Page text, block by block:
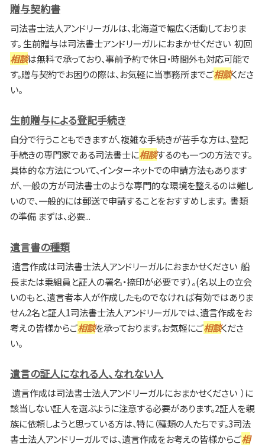
贈与契約書
司法書士法人アンドリーガルは、北海道で幅広く活動しておりま
す。 生前贈与は司法書士アンドリーガルにおまかせください 初回
相談は無料で承っており、事前予約で休日・時間外も対応可能で
す。贈与契約でお困りの際は、お気軽に当事務所までご相談くださ
い。
生前贈与による登記手続き
自分で行うこともできますが、複雑な手続きが苦手な方は、登記
手続きの専門家である司法書士に相談するのも一つの方法です。
具体的な方法について、インターネットでの申請方法もあります
が、一般の方が司法書士のような専門的な環境を整えるのは難し
いので、一般的には郵送で申請することをおすすめします。 書類
の準備 まずは、必要...
遺言書の種類
遺言作成は司法書士法人アンドリーガルにおまかせください 船
長または乗組員と証人の署名・捺印が必要です）。(名以上の立会
いのもと、遺言者本人が作成したものでなければ有効ではありま
せん2名と証人1司法書士法人アンドリーガルでは、遺言作成をお
考えの皆様からご相談を承っております。お気軽にご相談くださ
い。
遺言の証人になれる人、なれない人
遺言作成は司法書士法人アンドリーガルにおまかせください ）に
該当しない証人を選ぶように注意する必要があります。2証人を親
族に依頼しようと思っている方は、特に（種類の人たちです。3司法
書士法人アンドリーガルでは、遺言作成をお考えの皆様からご相